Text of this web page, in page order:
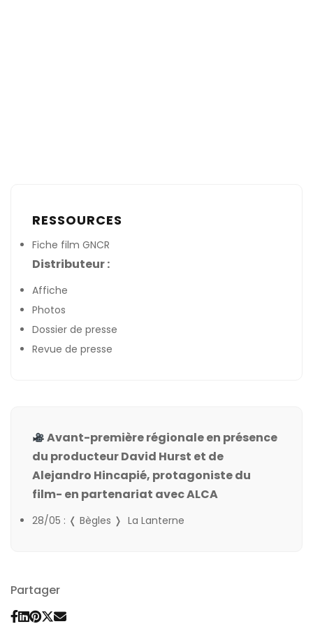
RESSOURCES
Fiche film GNCR
Distributeur :
Affiche
Photos
Dossier de presse
Revue de presse
Avant-première régionale en présence
du producteur David Hurst et de
Alejandro Hincapié, protagoniste du
film- en partenariat avec ALCA
28/05 : ❬ Bègles ❭ La Lanterne
Partager